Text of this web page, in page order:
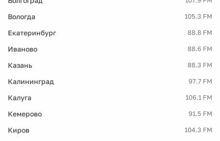
Вологда 105.3 FM
Екатеринбург 88.8 FM
Иваново 88.6 FM
Казань 88.3 FM
Калининград 97.7 FM
Калуга 106.1 FM
Кемерово 91.5 FM
Киров 104.3 FM